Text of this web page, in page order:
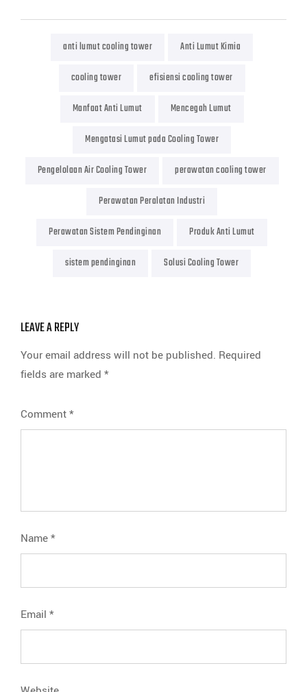
anti lumut cooling tower
Anti Lumut Kimia
cooling tower
efisiensi cooling tower
Manfaat Anti Lumut
Mencegah Lumut
Mengatasi Lumut pada Cooling Tower
Pengelolaan Air Cooling Tower
perawatan cooling tower
Perawatan Peralatan Industri
Perawatan Sistem Pendinginan
Produk Anti Lumut
sistem pendinginan
Solusi Cooling Tower
LEAVE A REPLY
Your email address will not be published. Required
fields are marked *
Comment*
Name*
Email *